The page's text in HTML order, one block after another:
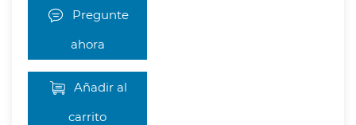
Pregunte
ahora
Añadir al
carrito